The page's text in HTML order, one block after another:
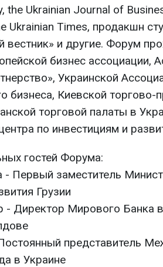
the Ukrainian Journal of
Ukrainian Times, продакшн
вестник» и другие. Форум
бизнес ассоциации,
Украинской
бизнеса, Киевской
торговой палаты в
по инвестициям и
гостей Форума:
- Первый заместитель
Грузии
- Директор Мирового Банка
представитель
в Украине